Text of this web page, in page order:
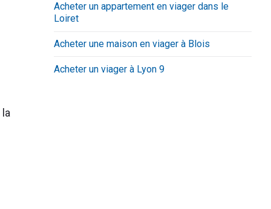
Acheter un appartement en viager dans le
Loiret
Acheter une maison en viager à Blois
Acheter un viager à Lyon 9